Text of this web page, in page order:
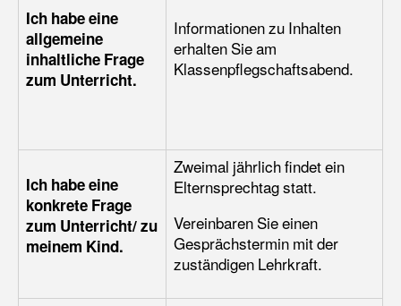
Ich habe eine
allgemeine
inhaltliche Frage
zum Unterricht.
Informationen zu Inhalten
erhalten Sie am
Klassenpflegschaftsabend.
Ich habe eine
konkrete Frage
zum Unterricht/ zu
meinem Kind.
Zweimal jährlich findet ein
Elternsprechtag statt.
Vereinbaren Sie einen
Gesprächstermin mit der
zuständigen Lehrkraft.